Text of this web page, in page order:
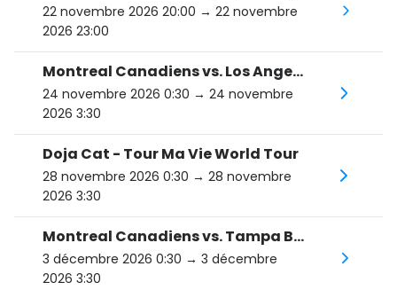
22 novembre 2026 20:00 → 22 novembre
2026 23:00
Montreal Canadiens vs. Los Angeles Kings
24 novembre 2026 0:30 → 24 novembre
2026 3:30
Doja Cat - Tour Ma Vie World Tour
28 novembre 2026 0:30 → 28 novembre
2026 3:30
Montreal Canadiens vs. Tampa Bay Lightning
3 décembre 2026 0:30 → 3 décembre
2026 3:30